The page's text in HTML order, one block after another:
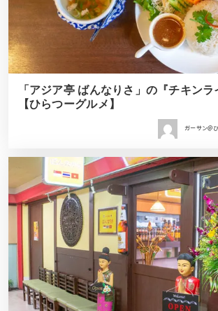
「アジア亭 ばんなりさ」の『チキンラ
【ひらつーグルメ】
ガーサン＠